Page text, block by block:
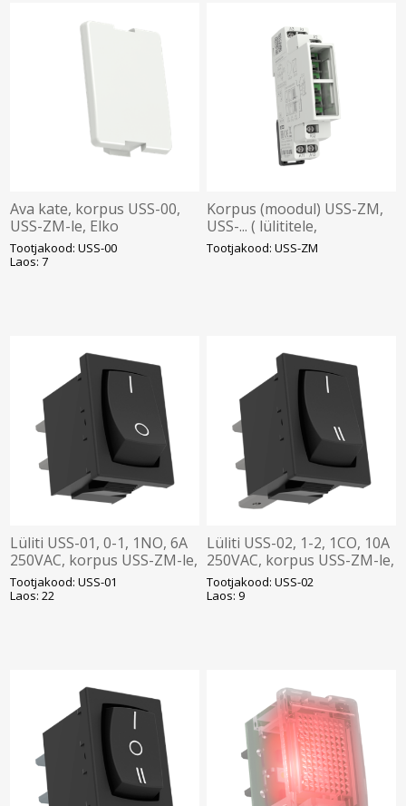
Ava kate, korpus USS-00,
USS-ZM-le, Elko
Tootjakood: USS-00
Laos: 7
Korpus (moodul) USS-ZM,
USS-... ( lülititele,
surunuppudele,
indikaatoritele ), Elko
Tootjakood: USS-ZM
Lüliti USS-01, 0-1, 1NO, 6A
250VAC, korpus USS-ZM-le,
Elko
Tootjakood: USS-01
Laos: 22
Lüliti USS-02, 1-2, 1CO, 10A
250VAC, korpus USS-ZM-le,
Elko
Tootjakood: USS-02
Laos: 9